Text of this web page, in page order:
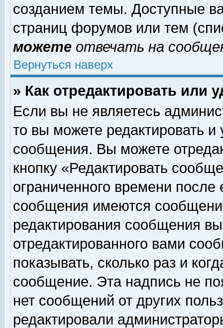
созданием темы. Доступные
страниц форумов или тем
можете отвечать на
Вернуться наверх
» Как отредактировать или
Если вы не являетесь
то вы можете редактировать и
сообщения. Вы можете
кнопку «Редактировать
ограниченного времени
сообщения имеются
редактирования сообщения
отредактированного вами
показывать, сколько раз и
сообщение. Эта надпись не
нет сообщений от других
редактировали